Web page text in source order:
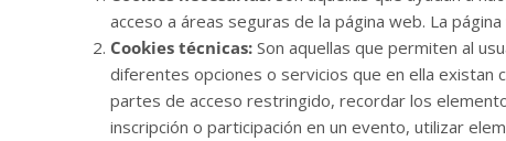
acceso a áreas seguras de la página web. La
Cookies técnicas: Son aquellas que permiten al
diferentes opciones o servicios que en ella existan
partes de acceso restringido, recordar los
inscripción o participación en un evento, utilizar